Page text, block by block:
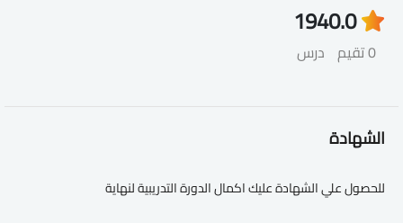
0.0
0 تقيم
194
درس
الشهادة
للحصول علي الشهادة عليك اكمال الدورة التدريبية لنهاية